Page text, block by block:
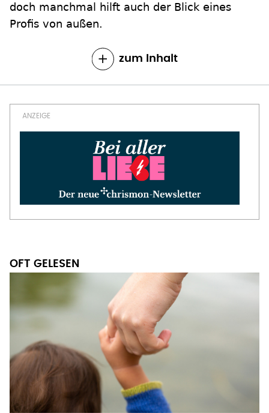
doch manchmal hilft auch der Blick eines
Profis von außen.
zum Inhalt
OFT GELESEN